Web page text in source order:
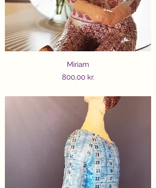
Miriam
Price
800,00 kr.